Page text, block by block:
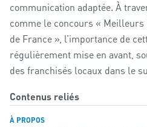
communication adaptée. À
comme le concours «
de France », l’importance de
régulièrement mise en avant,
des franchisés locaux dans le
Contenus reliés
À PROPOS